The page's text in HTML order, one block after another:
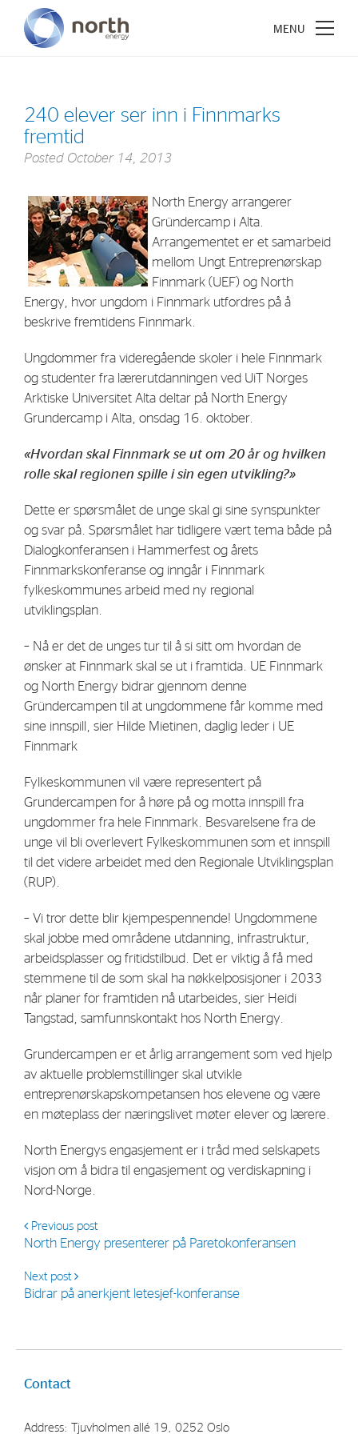
240 elever ser inn i Finnmarks
fremtid
Posted October 14, 2013
North Energy arrangerer
Gründercamp i Alta.
Arrangementet er et samarbeid
mellom Ungt Entreprenørskap
Finnmark (UEF) og North
Energy, hvor ungdom i Finnmark utfordres på å
beskrive fremtidens Finnmark.
Ungdommer fra videregående skoler i hele Finnmark
og studenter fra lærerutdanningen ved UiT Norges
Arktiske Universitet Alta deltar på North Energy
Grundercamp i Alta, onsdag 16. oktober.
«Hvordan skal Finnmark se ut om 20 år og hvilken
rolle skal regionen spille i sin egen utvikling?»
Dette er spørsmålet de unge skal gi sine synspunkter
og svar på. Spørsmålet har tidligere vært tema både på
Dialogkonferansen i Hammerfest og årets
Finnmarkskonferanse og inngår i Finnmark
fylkeskommunes arbeid med ny regional
utviklingsplan.
– Nå er det de unges tur til å si sitt om hvordan de
ønsker at Finnmark skal se ut i framtida. UE Finnmark
og North Energy bidrar gjennom denne
Gründercampen til at ungdommene får komme med
sine innspill, sier Hilde Mietinen, daglig leder i UE
Finnmark
Fylkeskommunen vil være representert på
Grundercampen for å høre på og motta innspill fra
ungdommer fra hele Finnmark. Besvarelsene fra de
unge vil bli overlevert Fylkeskommunen som et innspill
til det videre arbeidet med den Regionale Utviklingsplan
(RUP).
– Vi tror dette blir kjempespennende! Ungdommene
skal jobbe med områdene utdanning, infrastruktur,
arbeidsplasser og fritidstilbud. Det er viktig å få med
stemmene til de som skal ha nøkkelposisjoner i 2033
når planer for framtiden nå utarbeides, sier Heidi
Tangstad, samfunnskontakt hos North Energy.
Grundercampen er et årlig arrangement som ved hjelp
av aktuelle problemstillinger skal utvikle
entreprenørskapskompetansen hos elevene og være
en møteplass der næringslivet møter elever og lærere.
North Energys engasjement er i tråd med selskapets
visjon om å bidra til engasjement og verdiskapning i
Nord-Norge.
Previous post
North Energy presenterer på Paretokonferansen
Next post
Bidrar på anerkjent letesjef-konferanse
Contact
Address: Tjuvholmen allé 19, 0252 Oslo
About North Energy
Company History
Board & Management
Investments
Industrial Holdings
Strategy
Investors
Share Performance
Financial Reports & Calendar
Stock Exchange Releases
Share Information
Corporate Governance